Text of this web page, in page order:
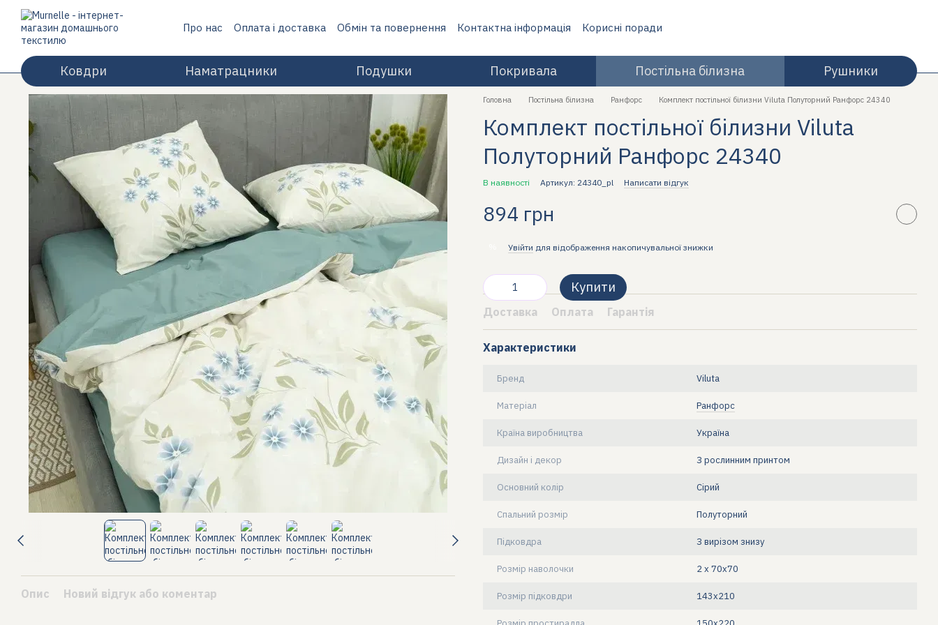
Перейти до основного контенту
Про нас Оплата і доставка Обмін та повернення Контактна інформація
Корисні поради
Ковдри Наматрацники Подушки Покривала Постільна білизна Рушники
Опис Новий відгук або коментар
Головна Постільна білизна Ранфорс Комплект постільної білизни Viluta Полуторний Ранфорс 24340
Комплект постільної білизни Viluta
Полуторний Ранфорс 24340
В наявності Артикул: 24340_pl Написати відгук
894 грн
Увійти для відображення накопичувальної знижки
Купити
Доставка Оплата Гарантія
Характеристики
Бренд Viluta
Матеріал Ранфорс
Країна виробництва Україна
Дизайн і декор З рослинним принтом
Основний колір Сірий
Спальний розмір Полуторний
Підковдра З вирізом знизу
Розмір наволочки 2 х 70х70
Розмір підковдри 143x210